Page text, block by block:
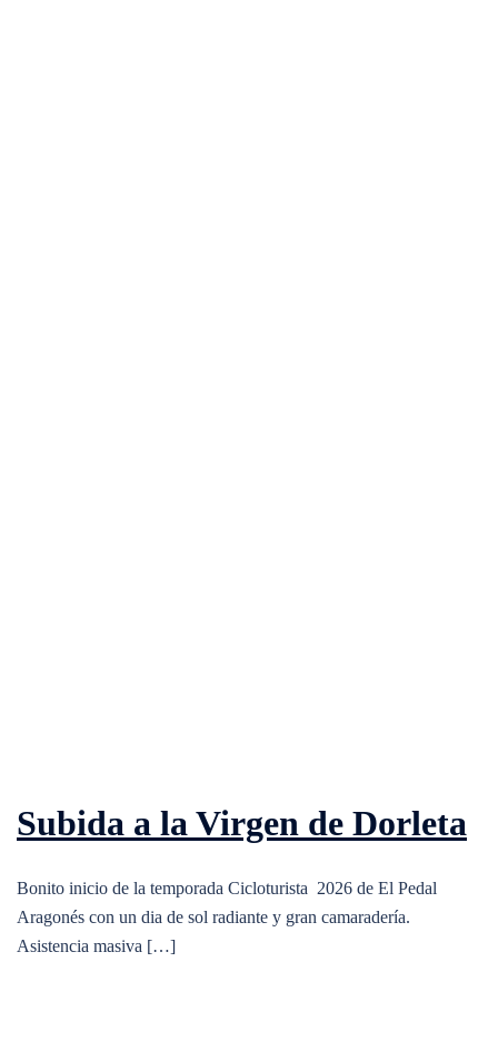
Subida a la Virgen de Dorleta
Bonito inicio de la temporada Cicloturista 2026 de El Pedal
Aragonés con un dia de sol radiante y gran camaradería.
Asistencia masiva […]